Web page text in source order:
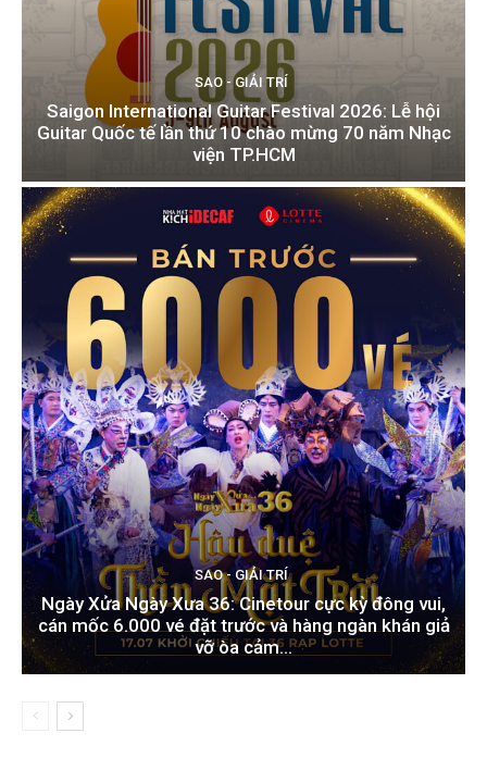
SAO - GIẢI TRÍ
Saigon International Guitar Festival 2026: Lễ hội
Guitar Quốc tế lần thứ 10 chào mừng 70 năm Nhạc
viện TP.HCM
SAO - GIẢI TRÍ
Ngày Xửa Ngày Xưa 36: Cinetour cực kỳ đông vui,
cán mốc 6.000 vé đặt trước và hàng ngàn khán giả
vỡ òa cảm...